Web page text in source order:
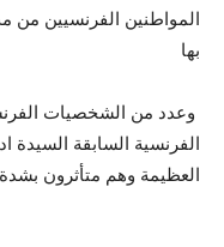
المواطنين الفرنسيين من
بها
وعدد من الشخصيات
الفرنسية السابقة السيدة
العظيمة وهم متأثرون